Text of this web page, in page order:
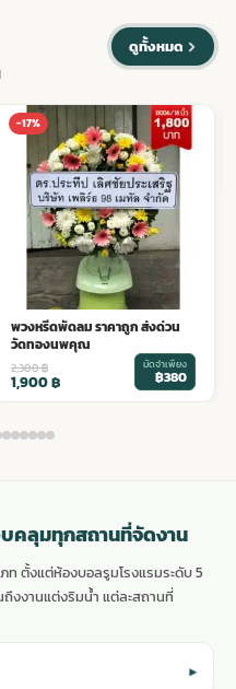
ดูทั้งหมด
-14%
พวงหรีดพัดลม ราคาถูก ส่งด่วน
วัดเวฬุราชิณ
2,200฿
1,900฿
มัดจำเพียง
฿380
คลุมทุกสถานที่จัดงาน
ท ตั้งแต่ห้องบอลรูมโรงแรมระดับ 5
ถึงงานแต่งริมน้ำ แต่ละสถานที่
▾